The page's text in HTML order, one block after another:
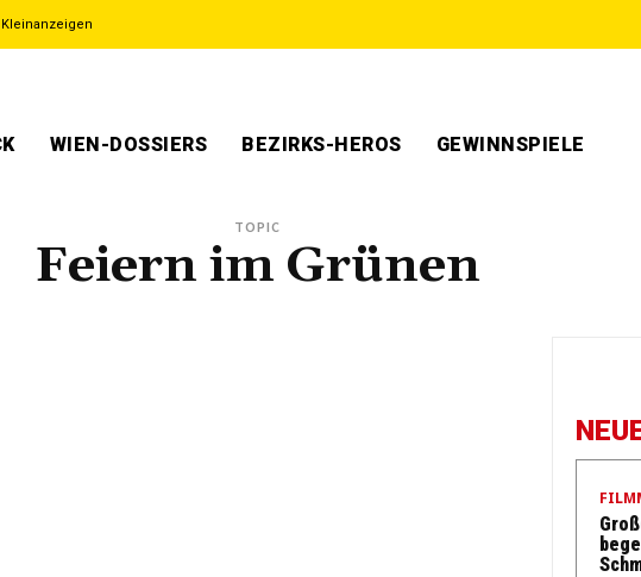
Kleinanzeigen
WIEN-DOSSIERS BEZIRKS-HEROS GEWINNSPIELE
TOPIC
Feiern im Grünen